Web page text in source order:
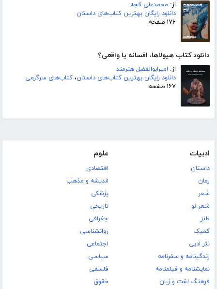
از: محمدعلی قجه
دانلود رایگان بهترین کتاب‌های داستان
۱۷۶ صفحه
دانلود کتاب هیولاها، افسانه یا واقعی؟
از: امیرابوالفضل هنرمند
دانلود رایگان بهترین کتاب‌های داستان، کتاب‌های سرگرمی
۱۶۷ صفحه
ادبیات
داستان
رمان
شعر
شعر نو
طنز
کمیک
نثر ادبی
زندگینامه و سفرنامه
نمایشنامه و فیلمنامه
فرهنگ لغت و زبان
علوم
اقتصادی
اندیشه و مذهب
پزشکی
تاریخی
جغرافی
روانشناسی
اجتماعی
سیاسی
فلسفی
حقوق